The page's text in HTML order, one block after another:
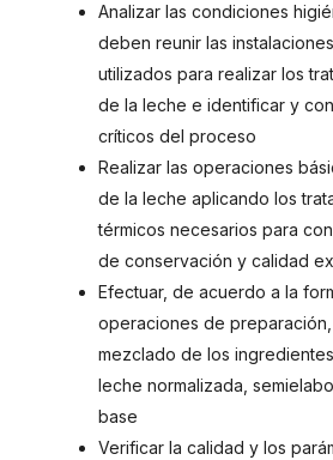
Analizar las condiciones
deben reunir las
utilizados para realizar los
de la leche e identificar y
críticos del proceso
Realizar las operaciones
de la leche aplicando los
térmicos necesarios para
de conservación y calidad
Efectuar, de acuerdo a la
operaciones de
mezclado de los
leche normalizada,
base
Verificar la calidad y los